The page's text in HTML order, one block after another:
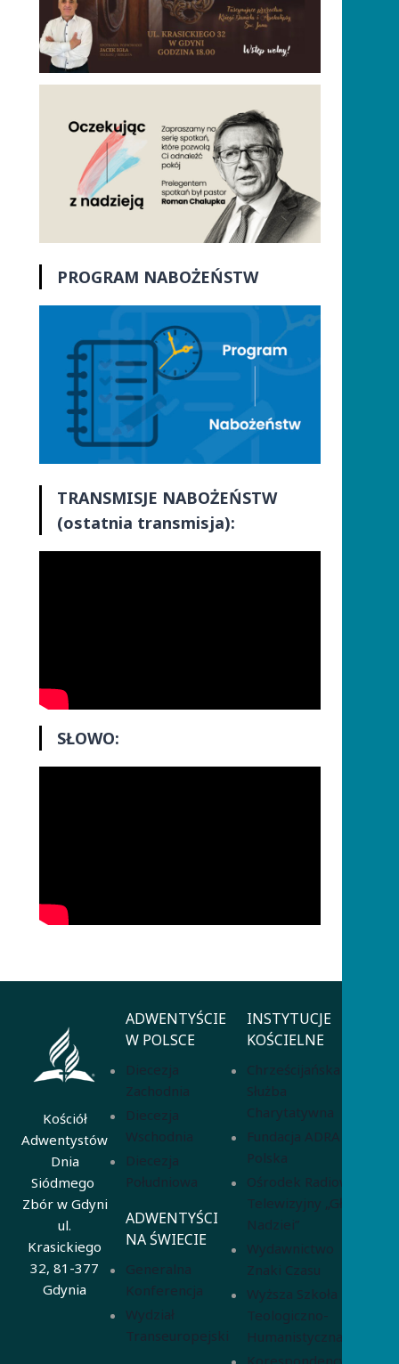
PROGRAM NABOŻEŃSTW
TRANSMISJE NABOŻEŃSTW
(ostatnia transmisja):
SŁOWO:
Kościół
Adwentystów
Dnia
Siódmego
Zbór w Gdyni
ul.
Krasickiego
32, 81-377
Gdynia
ADWENTYŚCIE
W POLSCE
Diecezja
Zachodnia
Diecezja
Wschodnia
Diecezja
Południowa
ADWENTYŚCI
NA ŚWIECIE
Generalna
Konferencja
Wydział
Transeuropejski
INSTYTUCJE
KOŚCIELNE
Chrześcijańska
Służba
Charytatywna
Fundacja ADRA
Polska
Ośrodek Radiowo-
Telewizyjny „Głos
Nadziei”
Wydawnictwo
Znaki Czasu
Wyższa Szkoła
Teologiczno-
Humanistyczna